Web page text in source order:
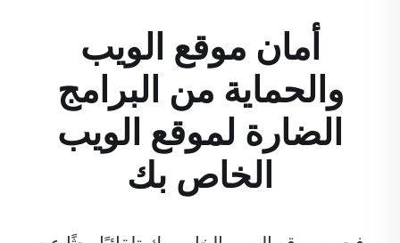
أمان موقع الويب
والحماية من البرامج
الضارة لموقع الويب
الخاص بك